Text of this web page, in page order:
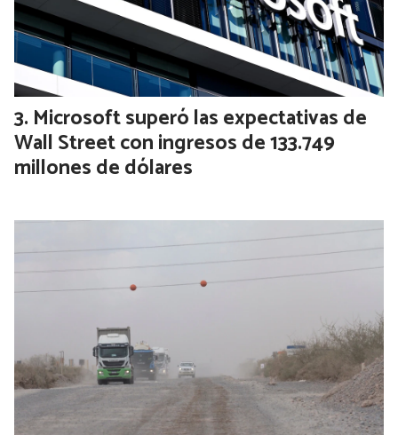
Microsoft superó las expectativas de
Wall Street con ingresos de 133.749
millones de dólares